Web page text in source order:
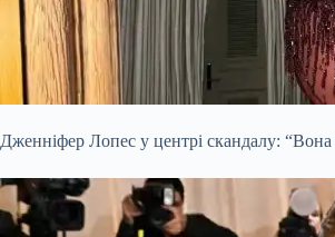
Дженніфер Лопес у центрі скандалу: “Вона